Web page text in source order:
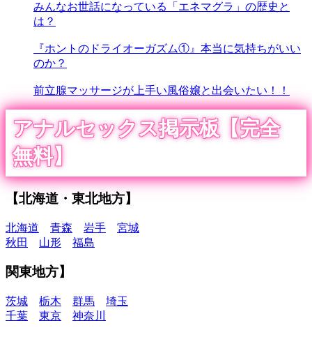
みんなお世話になっている「エネマグラ」の歴史と
は？
『ホントのドライオーガズム①』本当に気持ちがいい
のか？
前立腺マッサージが上手い風俗嬢と出会いたい！！
アナルセックス掲示板【完全
無料】
【北海道・東北地方】
北海道 青森 岩手
宮城
秋田
山形 福島
関東地方】
茨城 栃木 群馬
埼玉
千葉
東京 神奈川